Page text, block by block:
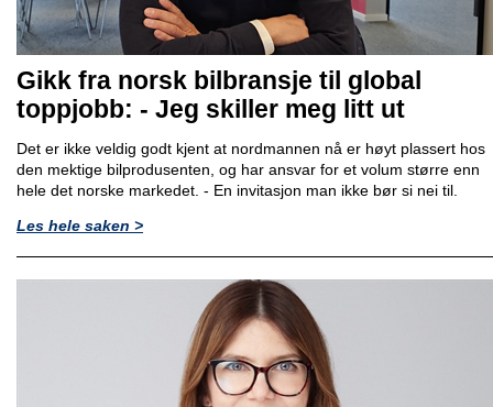
Gikk fra norsk bilbransje til global
toppjobb: - Jeg skiller meg litt ut
Det er ikke veldig godt kjent at nordmannen nå er høyt plassert hos
den mektige bilprodusenten, og har ansvar for et volum større enn
hele det norske markedet. - En invitasjon man ikke bør si nei til.
Les hele saken >